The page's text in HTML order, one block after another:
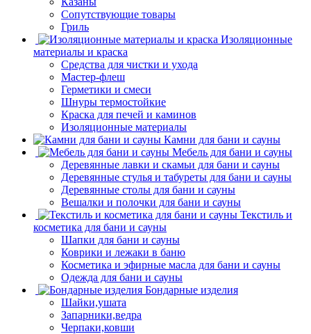
Сопутствующие товары
Гриль
Изоляционные
материалы и краска
Средства для чистки и ухода
Мастер-флеш
Герметики и смеси
Шнуры термостойкие
Краска для печей и каминов
Изоляционные материалы
Камни для бани и сауны
Мебель для бани и сауны
Деревянные лавки и скамьи для бани и сауны
Деревянные стулья и табуреты для бани и сауны
Деревянные столы для бани и сауны
Вешалки и полочки для бани и сауны
Текстиль и
косметика для бани и сауны
Шапки для бани и сауны
Коврики и лежаки в баню
Косметика и эфирные масла для бани и сауны
Одежда для бани и сауны
Бондарные изделия
Шайки,ушата
Запарники,ведра
Черпаки,ковши